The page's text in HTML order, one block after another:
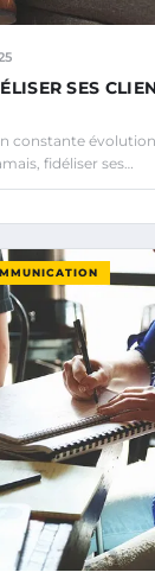
SES
constante
fidéliser ses…